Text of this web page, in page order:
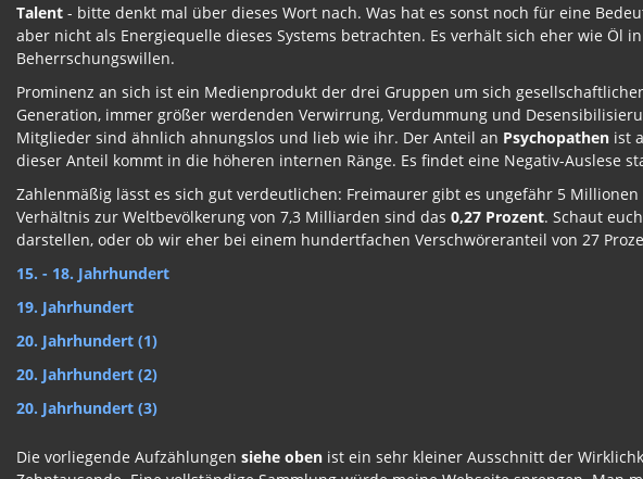
Talent - bitte denkt mal über dieses Wort nach. Was hat es sonst noch für eine
aber nicht als Energiequelle dieses Systems betrachten. Es verhält sich eher wie
Beherrschungswillen.
Prominenz an sich ist ein Medienprodukt der drei Gruppen um sich
Generation, immer größer werdenden Verwirrung, Verdummung und
Mitglieder sind ähnlich ahnungslos und lieb wie ihr. Der Anteil an Psychopathen ist
dieser Anteil kommt in die höheren internen Ränge. Es findet eine Negativ-Auslese
Zahlenmäßig lässt es sich gut verdeutlichen: Freimaurer gibt es ungefähr 5
Verhältnis zur Weltbevölkerung von 7,3 Milliarden sind das 0,27 Prozent. Schaut
darstellen, oder ob wir eher bei einem hundertfachen Verschwöreranteil von 27
15. - 18. Jahrhundert
19. Jahrhundert
20. Jahrhundert (1)
20. Jahrhundert (2)
20. Jahrhundert (3)
Die vorliegende Aufzählungen siehe oben ist ein sehr kleiner Ausschnitt der